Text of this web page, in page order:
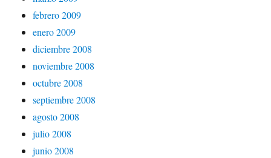
febrero 2009
enero 2009
diciembre 2008
noviembre 2008
octubre 2008
septiembre 2008
agosto 2008
julio 2008
junio 2008